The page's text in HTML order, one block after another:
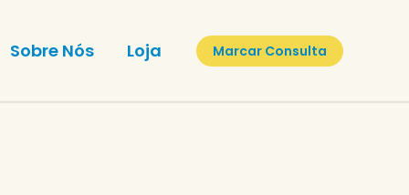
Sobre Nós Loja Marcar Consulta